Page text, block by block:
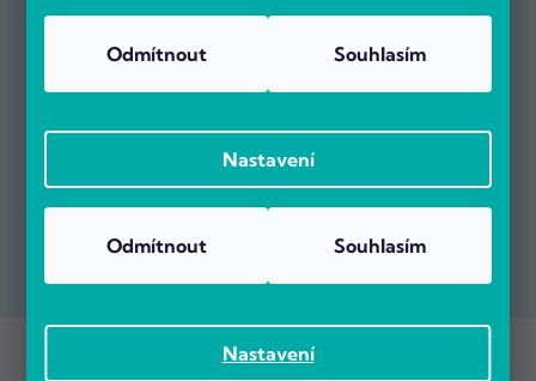
Nastavení
Odmítnout Souhlasím
Nastavení
Odmítnout Souhlasím
POČÍTÁRNA.CZ. Všechna práva vyhrazena.